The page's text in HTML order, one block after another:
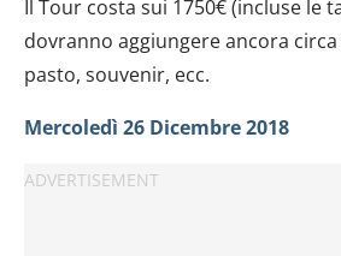
Il Tour costa sui 1750€ (incluse le
dovranno aggiungere ancora
pasto, souvenir, ecc.
Mercoledì 26 Dicembre 2018